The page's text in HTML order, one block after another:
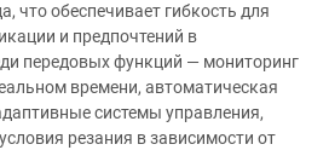
что обеспечивает гибкость для
и предпочтений в
передовых функций — мониторинг
времени, автоматическая
системы управления,
резания в зависимости от